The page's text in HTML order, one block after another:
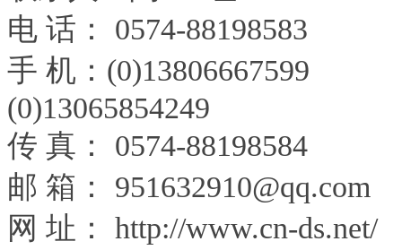
电 话： 0574-88198583
手 机：(0)13806667599
(0)13065854249
传 真： 0574-88198584
邮 箱： 951632910@qq.com
网 址： http://www.cn-ds.net/